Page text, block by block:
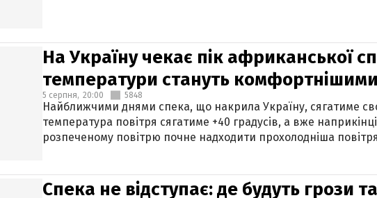
На Україну чекає пік африканської
температури стануть комфортнішими
5 серпня, 20:00 5848
Найближчими днями спека, що накрила Україну, сягатиме
температура повітря сягатиме +40 градусів, а вже
розпеченому повітрю почне надходити прохолодніша
Спека не відступає: де будуть грози